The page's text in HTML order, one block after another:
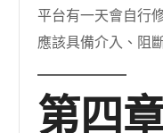
平台有一天會自行
應該具備介入、阻